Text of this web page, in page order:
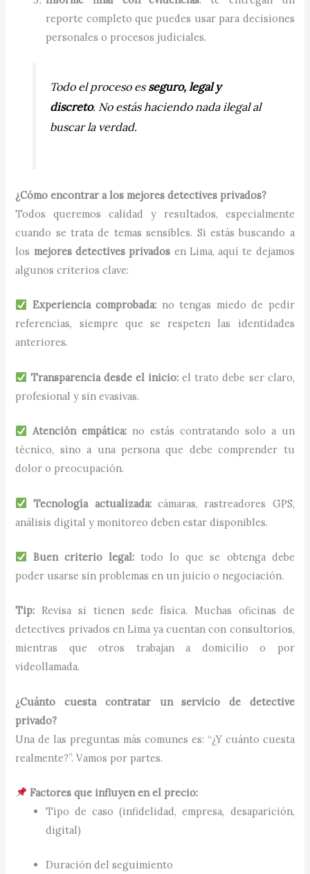
reporte completo que puedes usar para decisiones
personales o procesos judiciales.
Todo el proceso es seguro, legal y
discreto. No estás haciendo nada ilegal al
buscar la verdad.
¿Cómo encontrar a los mejores detectives privados?
Todos queremos calidad y resultados, especialmente
cuando se trata de temas sensibles. Si estás buscando a
los mejores detectives privados en Lima, aquí te dejamos
algunos criterios clave:
Experiencia comprobada: no tengas miedo de pedir
referencias, siempre que se respeten las identidades
anteriores.
Transparencia desde el inicio: el trato debe ser claro,
profesional y sin evasivas.
Atención empática:no estás contratando solo a un
técnico, sino a una persona que debe comprender tu
dolor o preocupación.
Tecnología actualizada:cámaras, rastreadores GPS,
análisis digital y monitoreo deben estar disponibles.
Buen criterio legal: todo lo que se obtenga debe
poder usarse sin problemas en un juicio o negociación.
Tip: Revisa si tienen sede física. Muchas oficinas de
detectives privados en Lima ya cuentan con consultorios,
mientras que otros trabajan a domicilio o por
videollamada.
¿Cuánto cuesta contratar un servicio de detective
privado?
Una de las preguntas más comunes es: “¿Y cuánto cuesta
realmente?”. Vamos por partes.
Factores que influyen en el precio:
Tipo de caso (infidelidad, empresa, desaparición,
digital)
Duración del seguimiento